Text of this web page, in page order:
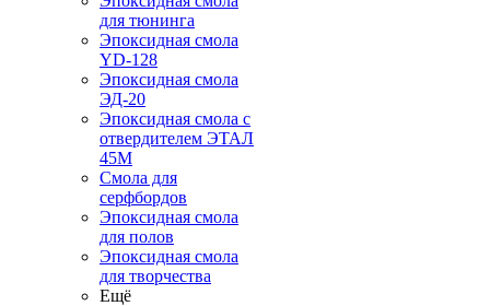
для тюнинга
Эпоксидная смола
YD-128
Эпоксидная смола
ЭД-20
Эпоксидная смола с
отвердителем ЭТАЛ
45М
Смола для
серфбордов
Эпоксидная смола
для полов
Эпоксидная смола
для творчества
Ещё